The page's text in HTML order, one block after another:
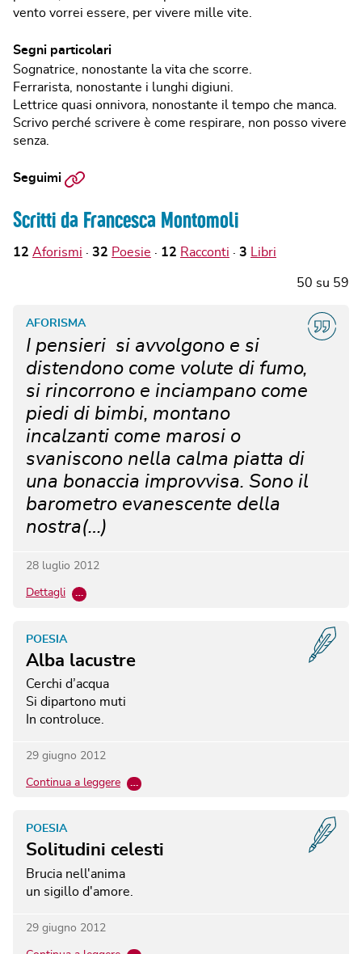
vento vorrei essere, per vivere mille vite.
Segni particolari
Sognatrice, nonostante la vita che scorre.
Ferrarista, nonostante i lunghi digiuni.
Lettrice quasi onnivora, nonostante il tempo che manca.
Scrivo perché scrivere è come respirare, non posso vivere
senza.
Seguimi Sito
Scritti da Francesca Montomoli
12 Aforismi 32 Poesie 12 Racconti 3 Libri
50 su 59
I pensieri si avvolgono e si
distendono come volute di fumo,
si rincorrono e inciampano come
piedi di bimbi, montano
incalzanti come marosi o
svaniscono nella calma piatta di
una bonaccia improvvisa. Sono il
barometro evanescente della
nostra(…)
AFORISMA
28 luglio 2012
Dettagli …
Alba lacustre
POESIA
Cerchi d’acqua
Si dipartono muti
In controluce.
29 giugno 2012
Continua a leggere …
Solitudini celesti
POESIA
Brucia nell'anima
un sigillo d'amore.
29 giugno 2012